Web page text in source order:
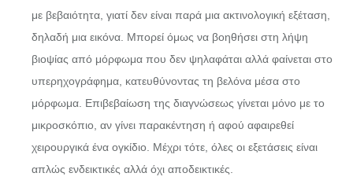
με βεβαιότητα, γιατί δεν είναι παρά μια ακτινολογική εξέταση,
δηλαδή μια εικόνα. Μπορεί όμως να βοηθήσει στη λήψη
βιοψίας από μόρφωμα που δεν ψηλαφάται αλλά φαίνεται στο
υπερηχογράφημα, κατευθύνοντας τη βελόνα μέσα στο
μόρφωμα. Επιβεβαίωση της διαγνώσεως γίνεται μόνο με το
μικροσκόπιο, αν γίνει παρακέντηση ή αφού αφαιρεθεί
χειρουργικά ένα ογκίδιο. Μέχρι τότε, όλες οι εξετάσεις είναι
απλώς ενδεικτικές αλλά όχι αποδεικτικές.